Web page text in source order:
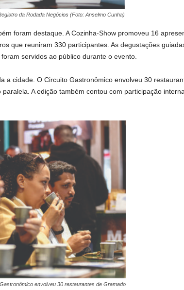
da Rodada Negócios (Foto: Anselmo Cunha)
foram destaque. A Cozinha-Show promoveu 16
que reuniram 330 participantes. As degustações
servidos ao público durante o evento.
a cidade. O Circuito Gastronômico envolveu 30
A edição também contou com participação
envolveu 30 restaurantes de Gramado